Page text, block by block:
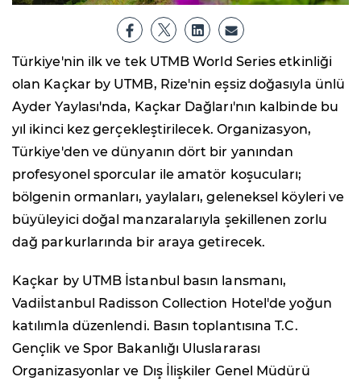
Türkiye'nin ilk ve tek UTMB World Series etkinliği
olan Kaçkar by UTMB, Rize'nin eşsiz doğasıyla ünlü
Ayder Yaylası'nda, Kaçkar Dağları'nın kalbinde bu
yıl ikinci kez gerçekleştirilecek. Organizasyon,
Türkiye'den ve dünyanın dört bir yanından
profesyonel sporcular ile amatör koşucuları;
bölgenin ormanları, yaylaları, geleneksel köyleri ve
büyüleyici doğal manzaralarıyla şekillenen zorlu
dağ parkurlarında bir araya getirecek.
Kaçkar by UTMB İstanbul basın lansmanı,
Vadiİstanbul Radisson Collection Hotel'de yoğun
katılımla düzenlendi. Basın toplantısına T.C.
Gençlik ve Spor Bakanlığı Uluslararası
Organizasyonlar ve Dış İlişkiler Genel Müdürü